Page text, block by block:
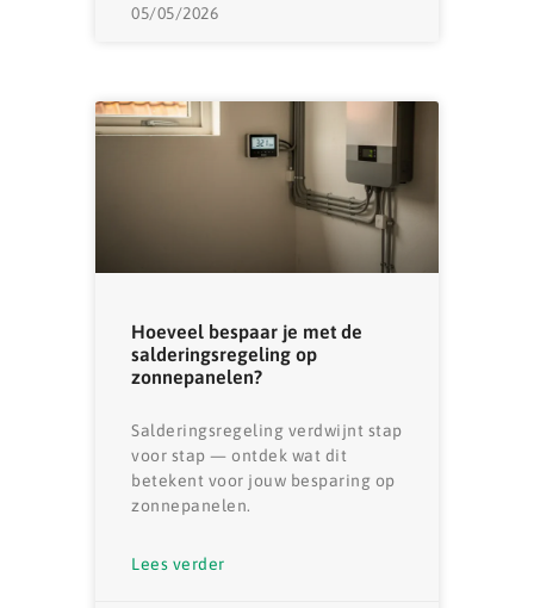
05/05/2026
Hoeveel bespaar je met de
salderingsregeling op
zonnepanelen?
Salderingsregeling verdwijnt stap
voor stap — ontdek wat dit
betekent voor jouw besparing op
zonnepanelen.
Lees verder